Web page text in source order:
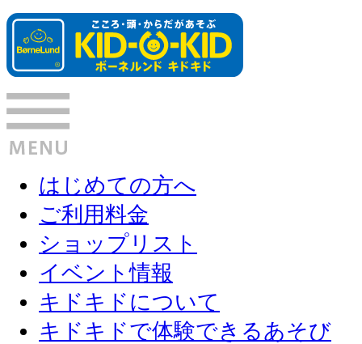
はじめての方へ
ご利用料金
ショップリスト
イベント情報
キドキドについて
キドキドで体験できるあそび